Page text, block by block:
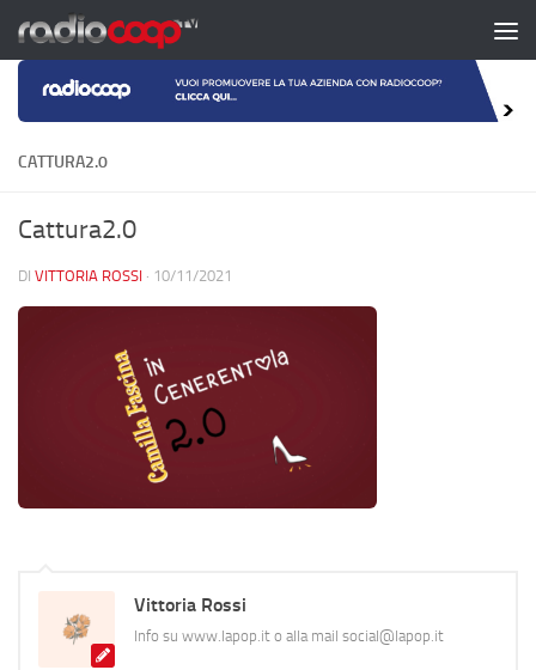
Salta al contenuto
CATTURA2.0
Cattura2.0
DI VITTORIA ROSSI · 10/11/2021
Vittoria Rossi
Info su www.lapop.it o alla mail social@lapop.it